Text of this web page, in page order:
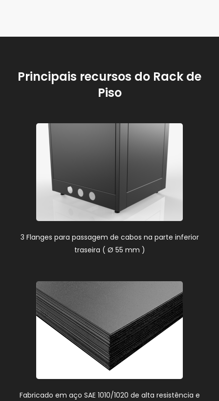
Principais recursos do Rack de
Piso
3 Flanges para passagem de cabos na parte inferior
traseira ( Ø 55 mm )
Fabricado em aço SAE 1010/1020 de alta resistência e